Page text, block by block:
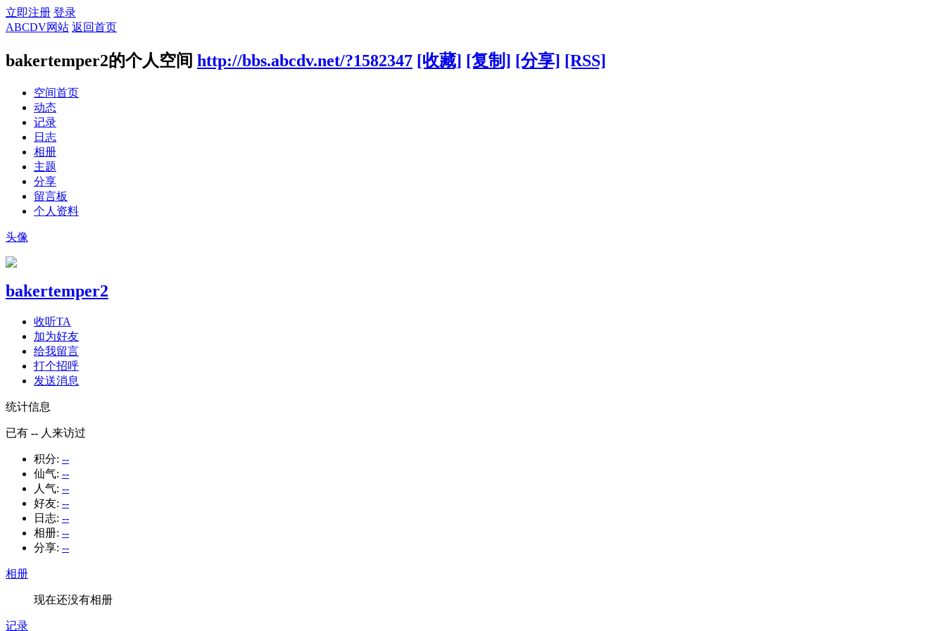
立即注册 登录
ABCDV网站 返回首页
bakertemper2的个人空间 http://bbs.abcdv.net/?1582347 [收藏] [复制] [分享] [RSS]
空间首页
动态
记录
日志
相册
主题
分享
留言板
个人资料
头像
bakertemper2
收听TA
加为好友
给我留言
打个招呼
发送消息
统计信息
已有 -- 人来访过
积分: --
仙气: --
人气: --
好友: --
日志: --
相册: --
分享: --
相册
现在还没有相册
记录